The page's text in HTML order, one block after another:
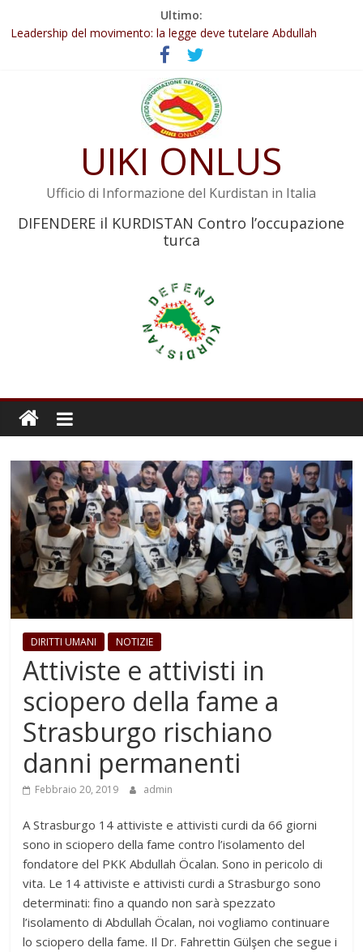
Ultimo:
Abdullah Öcalan: Le legge negativa deve essere trasformata in
legge positiva
Leadership del movimento: la legge deve tutelare Abdullah
Commissione donne del KNK: Şengal è di nuovo sotto minaccia
Non tenere conto della situazione di Rêber Apo ostacolerebbe
Il KNK chiede un’azione internazionale contro i crimini di guerra
UIKI ONLUS
Ufficio di Informazione del Kurdistan in Italia
DIFENDERE il KURDISTAN Contro l’occupazione
turca
DIRITTI UMANI NOTIZIE
Attiviste e attivisti in
sciopero della fame a
Strasburgo rischiano
danni permanenti
Febbraio 20, 2019 admin
A Strasburgo 14 attiviste e attivisti curdi da 66 giorni
sono in sciopero della fame contro l’isolamento del
fondatore del PKK Abdullah Öcalan. Sono in pericolo di
vita. Le 14 attiviste e attivisti curdi a Strasburgo sono
determinati: fino a quando non sarà spezzato
l’isolamento di Abdullah Öcalan, noi vogliamo continuare
lo sciopero della fame. Il Dr. Fahrettin Gülşen che segue i